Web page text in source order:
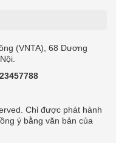
(VNTA), 68 Dương
Chỉ được phát hành
ý bằng văn bản của